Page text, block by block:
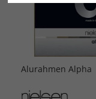
Alurahmen Alpha